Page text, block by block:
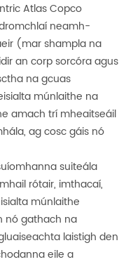
Atlas Copco
neamh-
(mar shampla na
an corp sorcóra agus
na gcuas
múnlaithe na
amach trí mheaitseáil
ag cosc ​​gáis nó
suiteála
rótair, imthacaí,
múnlaithe
nó gathach na
laistigh den
eile a